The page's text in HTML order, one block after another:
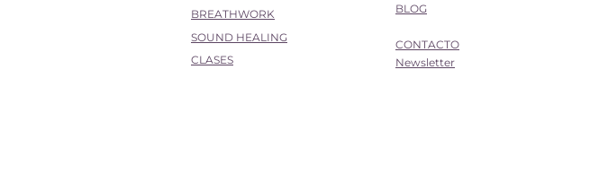
BREATHWORK
SOUND HEALING
CLASES
BLOG
CONTACTO
Newsletter